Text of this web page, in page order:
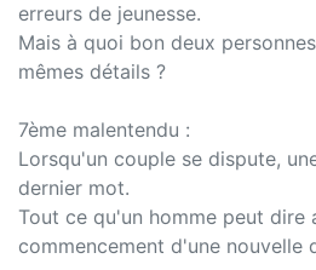
erreurs de jeunesse.
Mais à quoi bon deux
mêmes détails ?
7ème malentendu :
Lorsqu'un couple se dispute,
dernier mot.
Tout ce qu'un homme peut dire
commencement d'une nouvelle